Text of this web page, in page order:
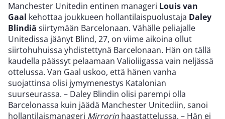
Manchester Unitedin entinen manageri Louis van
Gaal kehottaa joukkueen hollantilaispuolustaja Daley
Blindiä siirtymään Barcelonaan. Vähälle peliajalle
Unitedissa jäänyt Blind, 27, on viime aikoina ollut
siirtohuhuissa yhdistettynä Barcelonaan. Hän on tällä
kaudella päässyt pelaamaan Valioliigassa vain neljässä
ottelussa. Van Gaal uskoo, että hänen vanha
suojattinsa olisi jymymenestys Katalonian
suurseurassa. – Daley Blindin olisi parempi olla
Barcelonassa kuin jäädä Manchester Unitediin, sanoi
hollantilaismanageri Mirrorin haastattelussa. – Hän ei